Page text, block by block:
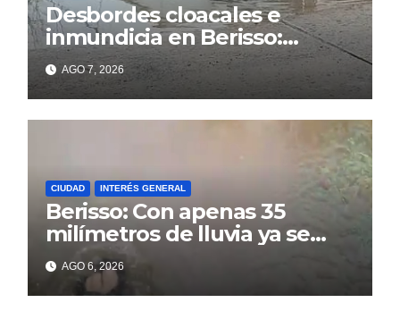
Desbordes cloacales e
inmundicia en Berisso:
colapso de la red en la calle
14AGO 7, 2026
CIUDAD INTERÉS GENERAL
Berisso: Con apenas 35
milímetros de lluvia ya se
sienten los problemas
AGO 6, 2026